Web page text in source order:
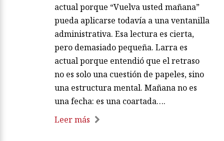
actual porque “Vuelva usted mañana”
pueda aplicarse todavía a una ventanilla
administrativa. Esa lectura es cierta,
pero demasiado pequeña. Larra es
actual porque entendió que el retraso
no es solo una cuestión de papeles, sino
una estructura mental. Mañana no es
una fecha: es una coartada….
Leer más